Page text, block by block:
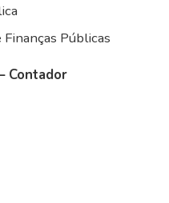
Públicas
Contador